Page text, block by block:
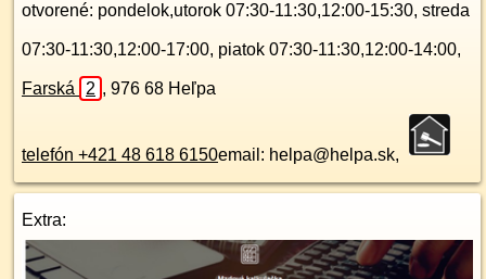
otvorené: pondelok,utorok 07:30-11:30,12:00-15:30, streda
07:30-11:30,12:00-17:00, piatok 07:30-11:30,12:00-14:00,
Farská 2 , 976 68 Heľpa
telefón +421 48 618 6150email: helpa@helpa.sk,
Extra: